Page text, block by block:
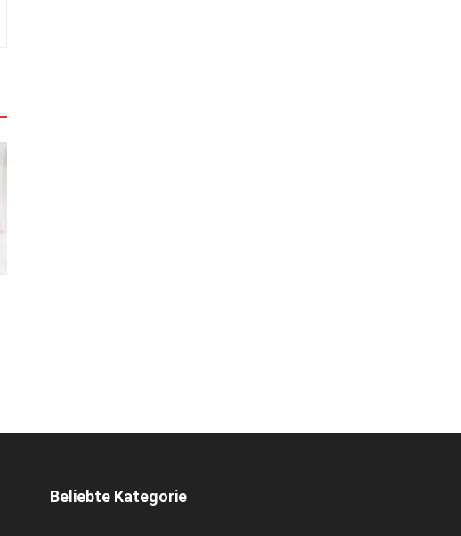
Beliebte Kategorie